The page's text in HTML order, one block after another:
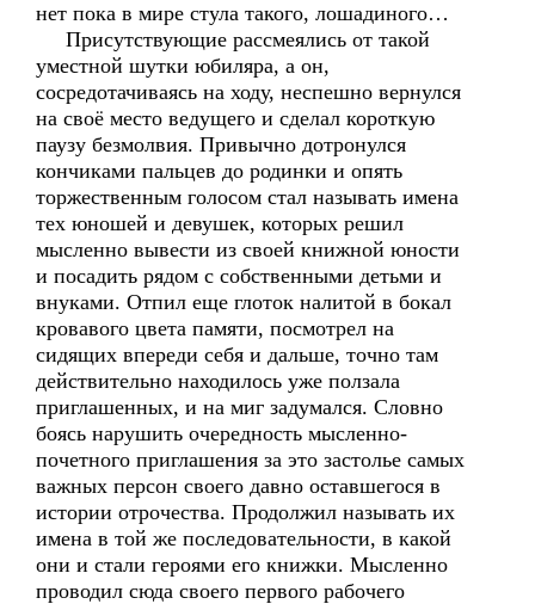
нет пока в мире стула такого, лошадиного…
Присутствующие рассмеялись от такой
уместной шутки юбиляра, а он,
сосредотачиваясь на ходу, неспешно вернулся
на своё место ведущего и сделал короткую
паузу безмолвия. Привычно дотронулся
кончиками пальцев до родинки и опять
торжественным голосом стал называть имена
тех юношей и девушек, которых решил
мысленно вывести из своей книжной юности
и посадить рядом с собственными детьми и
внуками. Отпил еще глоток налитой в бокал
кровавого цвета памяти, посмотрел на
сидящих впереди себя и дальше, точно там
действительно находилось уже ползала
приглашенных, и на миг задумался. Словно
боясь нарушить очередность мысленно-
почетного приглашения за это застолье самых
важных персон своего давно оставшегося в
истории отрочества. Продолжил называть их
имена в той же последовательности, в какой
они и стали героями его книжки. Мысленно
проводил сюда своего первого рабочего